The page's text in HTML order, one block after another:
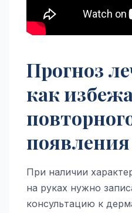
Прогноз
как
появления
При наличии
на руках нужно
консультацию к